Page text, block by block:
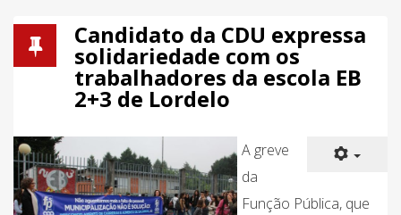
Candidato da CDU expressa
solidariedade com os
trabalhadores da escola EB
2+3 de Lordelo
A greve
da
Função Pública, que